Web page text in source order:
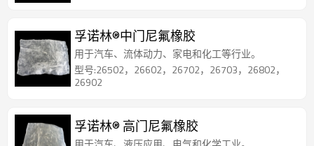
孚诺林®中门尼氟橡胶
用于汽车、流体动力、家电和化工等行业。
型号:26502，26602，26702，26703，26802，
26902
孚诺林® 高门尼氟橡胶